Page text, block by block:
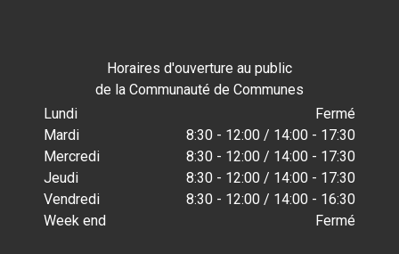
Horaires d'ouverture au public
de la Communauté de Communes
Lundi
Fermé
Mardi
8:30 - 12:00 / 14:00 - 17:30
Mercredi
8:30 - 12:00 / 14:00 - 17:30
Jeudi
8:30 - 12:00 / 14:00 - 17:30
Vendredi
8:30 - 12:00 / 14:00 - 16:30
Week end
Fermé